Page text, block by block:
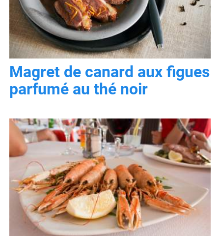
Magret de canard aux figues
parfumé au thé noir